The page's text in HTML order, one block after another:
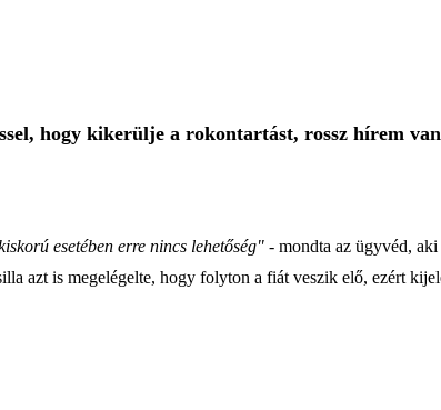
hogy kikerülje a rokontartást, rossz hírem
esetében erre nincs lehetőség" - mondta az ügyvéd,
azt is megelégelte, hogy folyton a fiát veszik elő, ezért